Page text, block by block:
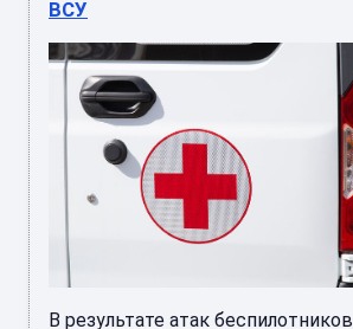
ВСУ
В результате атак беспилотников